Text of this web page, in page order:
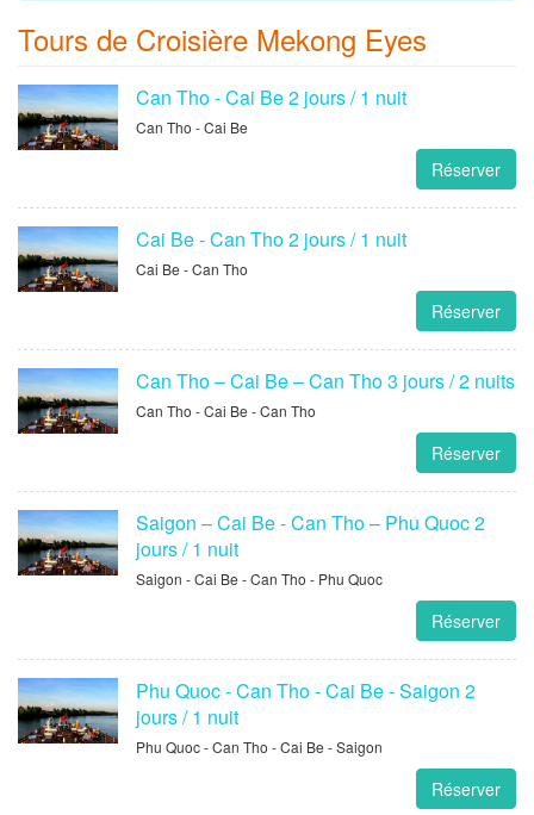
Tours de Croisière Mekong Eyes
Can Tho - Cai Be 2 jours / 1 nuit
Can Tho - Cai Be
Réserver
Cai Be - Can Tho 2 jours / 1 nuit
Cai Be - Can Tho
Réserver
Can Tho – Cai Be – Can Tho 3 jours / 2 nuits
Can Tho - Cai Be - Can Tho
Réserver
Saigon – Cai Be - Can Tho – Phu Quoc 2
jours / 1 nuit
Saigon - Cai Be - Can Tho - Phu Quoc
Réserver
Phu Quoc - Can Tho - Cai Be - Saigon 2
jours / 1 nuit
Phu Quoc - Can Tho - Cai Be - Saigon
Réserver